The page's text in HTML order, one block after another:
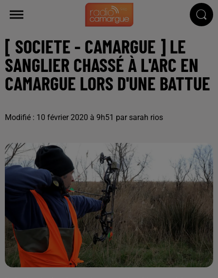
[ SOCIETE - CAMARGUE ] LE
SANGLIER CHASSÉ À L'ARC EN
CAMARGUE LORS D'UNE BATTUE
Modifié : 10 février 2020 à 9h51 par sarah rios